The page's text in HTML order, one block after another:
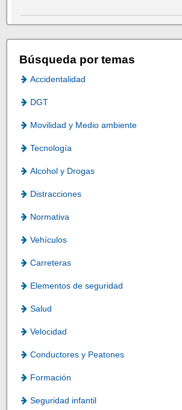
Búsqueda por temas
Accidentalidad
DGT
Movilidad y Medio ambiente
Tecnología
Alcohol y Drogas
Distracciones
Normativa
Vehículos
Carreteras
Elementos de seguridad
Salud
Velocidad
Conductores y Peatones
Formación
Seguridad infantil